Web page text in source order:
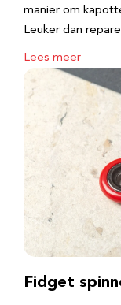
manier om
Leuker dan
Lees meer
Fidget